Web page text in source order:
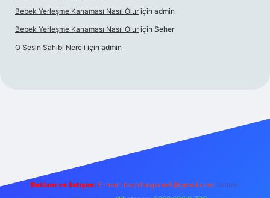
Bebek Yerleşme Kanaması Nasıl Olur için admin
Bebek Yerleşme Kanaması Nasıl Olur için Seher
O Sesin Sahibi Nereli için admin
Reklam ve İletişim: E-mail: backlinkpaneli@gmail.com Teams: